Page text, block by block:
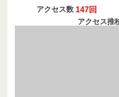
アクセス数 147回
アクセス推